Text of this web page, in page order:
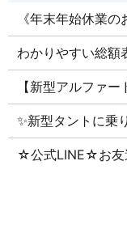
《年末年始休業の
わかりやすい総額
【新型アルファ
✨新型タントに乗
☆公式LINE☆お友